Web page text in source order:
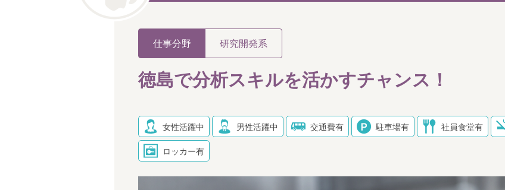
仕事分野 研究開発系
徳島で分析スキルを活かすチャンス！
女性活躍中 男性活躍中 交通費有 駐車場有 社員食堂有
ロッカー有